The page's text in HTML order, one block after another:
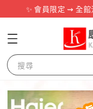
✨ 會員限定 ⇝ 全
搜尋